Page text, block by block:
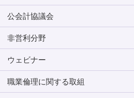
公会計協議会
非営利分野
ウェビナー
職業倫理に関する取組